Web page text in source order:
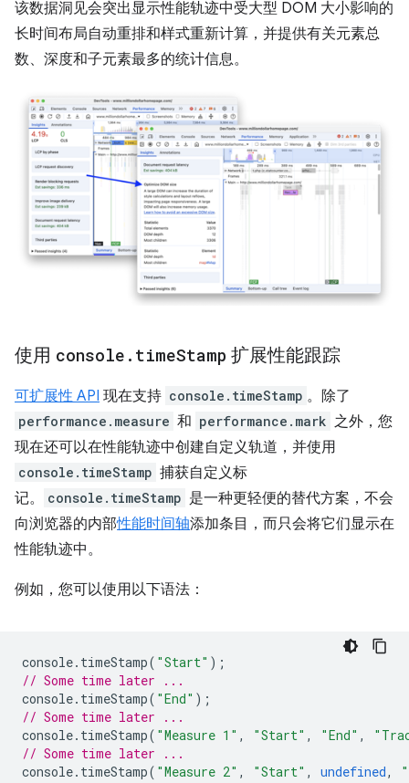
该数据洞见会突出显示性能轨迹中受大型 DOM 大小影响的
长时间布局自动重排和样式重新计算，并提供有关元素总
数、深度和子元素最多的统计信息。
使用 console . timeStamp 扩展性能跟踪
可扩展性 API 现在支持 console.timeStamp 。除了
performance.measure 和 performance.mark 之外，您
现在还可以在性能轨迹中创建自定义轨道，并使用
console.timeStamp 捕获自定义标
记。
console.timeStamp 是一种更轻便的替代方案，不会
向浏览器的内部性能时间轴添加条目，而只会将它们显示在
性能轨迹中。
例如，您可以使用以下语法：
console. timeStamp( "Start" );
// Some time later ...
console. timeStamp( "End" );
// Some time later ...
console. timeStamp( "Measure 1" , "Start" , "End" ,
// Some time later ...
console. timeStamp( "Measure 2" , "Start" , undefined,